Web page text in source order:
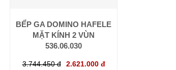
BẾ́P GA DOMINO HAFELE
MẶT KÍNH 2 VÙN
536.06.030
3.744.450 đ 2.621.000 đ